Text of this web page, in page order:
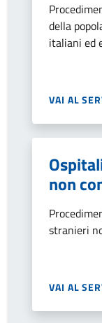
della
italiani ed
VAI AL
non
stranieri
VAI AL